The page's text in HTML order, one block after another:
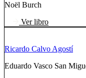
Noël Burch
Ver libro
Ricardo Calvo Agostí
Eduardo Vasco San